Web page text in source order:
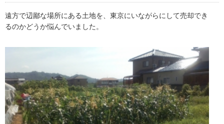
遠方で辺鄙な場所にある土地を、東京にいながらにして売却でき
るのかどうか悩んでいました。